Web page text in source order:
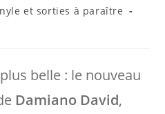
et sorties à paraître
belle : le nouveau
Damiano David,